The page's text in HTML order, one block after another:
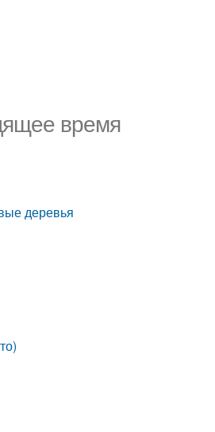
время
деревья